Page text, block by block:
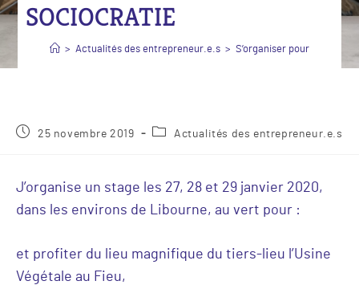
SOCIOCRATIE
> Actualités des entrepreneur.e.s > S’organiser pour mieux
25 novembre 2019 Actualités des entrepreneur.e.s
J’organise un stage les 27, 28 et 29 janvier 2020,
dans les environs de Libourne, au vert pour :
et profiter du lieu magnifique du tiers-lieu l’Usine
Végétale au Fieu,